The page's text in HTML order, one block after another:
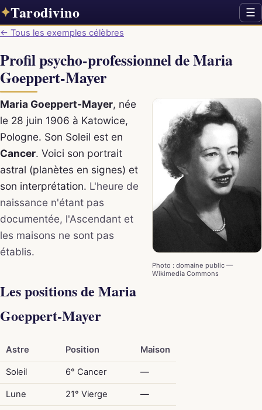
✦Tarodivino ☰
← Tous les exemples célèbres
Profil psycho-professionnel de Maria
Goeppert-Mayer
Photo : domaine public —
Wikimedia Commons
Maria Goeppert-Mayer, née
le 28 juin 1906 à Katowice,
Pologne. Son Soleil est en
Cancer. Voici son portrait
astral (planètes en signes) et
son interprétation. L'heure de
naissance n'étant pas
documentée, l'Ascendant et
les maisons ne sont pas
établis.
Les positions de Maria
Goeppert-Mayer
Astre Position Maison
Soleil 6° Cancer —
Lune 21° Vierge —